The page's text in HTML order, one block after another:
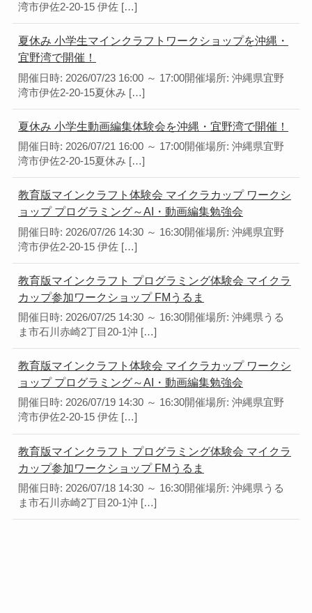
湾市伊佐2-20-15 伊佐 […]
夏休み 小学生マインクラフトワークショップを沖縄・
宜野湾で開催！
開催日時: 2026/07/23 16:00 ～ 17:00開催場所: 沖縄県宜野
湾市伊佐2-20-15夏休み […]
夏休み 小学生動画編集体験会を沖縄・宜野湾で開催！
開催日時: 2026/07/21 16:00 ～ 17:00開催場所: 沖縄県宜野
湾市伊佐2-20-15夏休み […]
教育版マインクラフト体験会 マイクラカップ ワークシ
ョップ プログラミング～AI・動画編集勉強会
開催日時: 2026/07/26 14:30 ～ 16:30開催場所: 沖縄県宜野
湾市伊佐2-20-15 伊佐 […]
教育版マインクラフト プログラミング体験会 マイクラ
カップ参加ワークショップ FMうるま
開催日時: 2026/07/25 14:30 ～ 16:30開催場所: 沖縄県うる
ま市石川赤崎2丁目20-1沖 […]
教育版マインクラフト体験会 マイクラカップ ワークシ
ョップ プログラミング～AI・動画編集勉強会
開催日時: 2026/07/19 14:30 ～ 16:30開催場所: 沖縄県宜野
湾市伊佐2-20-15 伊佐 […]
教育版マインクラフト プログラミング体験会 マイクラ
カップ参加ワークショップ FMうるま
開催日時: 2026/07/18 14:30 ～ 16:30開催場所: 沖縄県うる
ま市石川赤崎2丁目20-1沖 […]